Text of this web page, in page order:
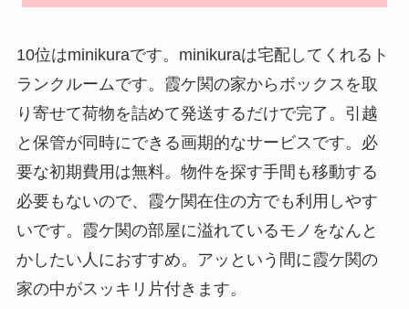
10位はminikuraです。minikuraは宅配してくれるト
ランクルームです。霞ケ関の家からボックスを取
り寄せて荷物を詰めて発送するだけで完了。引越
と保管が同時にできる画期的なサービスです。必
要な初期費用は無料。物件を探す手間も移動する
必要もないので、霞ケ関在住の方でも利用しやす
いです。霞ケ関の部屋に溢れているモノをなんと
かしたい人におすすめ。アッという間に霞ケ関の
家の中がスッキリ片付きます。